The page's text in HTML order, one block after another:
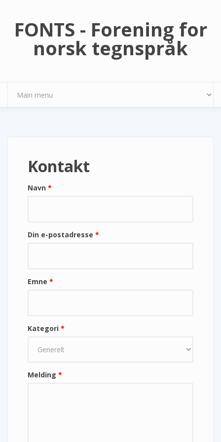
FONTS - Forening for
norsk tegnspråk
Kontakt
Navn *
Din e-postadresse *
Emne *
Kategori *
Melding *